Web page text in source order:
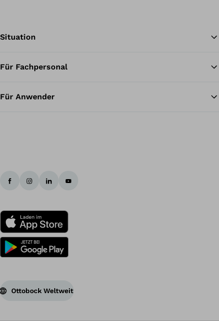
Situation
Für Fachpersonal
Für Anwender
Ottobock Weltweit